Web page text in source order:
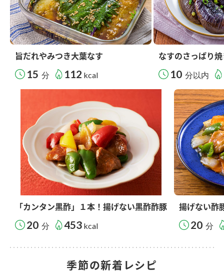
旨だれやみつき大葉なす
15 分 112 kcal
なすのさっぱり
10 分以内
「カンタン黒酢」１本！揚げない黒酢酢豚
20 分 453 kcal
揚げない酢
20 分
季節の新着レシピ